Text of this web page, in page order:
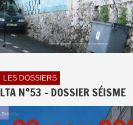
LES DOSSIERS
LTA N°53 - DOSSIER SÉISME